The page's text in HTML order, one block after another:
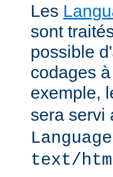
Les
sont
possible
codages
exemple,
sera servi
text/